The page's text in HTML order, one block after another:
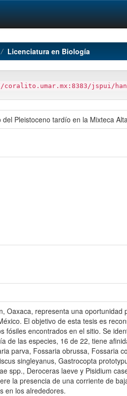
Licenciatura en Biología
jspui/
Pleistoceno tardío en la Mixteca
Oaxaca, representa una
El objetivo de esta tesis es
fósiles encontrados en el sitio. Se
de las especies, 16 de 22, tiene
parva, Fossaria obrussa, Fossaria
singleyanus, Gastrocopta
spp., Deroceras laeve y Pisidium
la presencia de una corriente de
en los alrededores.